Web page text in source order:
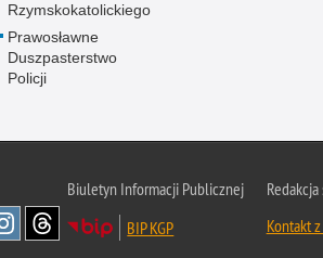
Rzymskokatolickiego
Prawosławne
Duszpasterstwo
Policji
Biuletyn Informacji Publicznej
BIP KGP
Kontakt